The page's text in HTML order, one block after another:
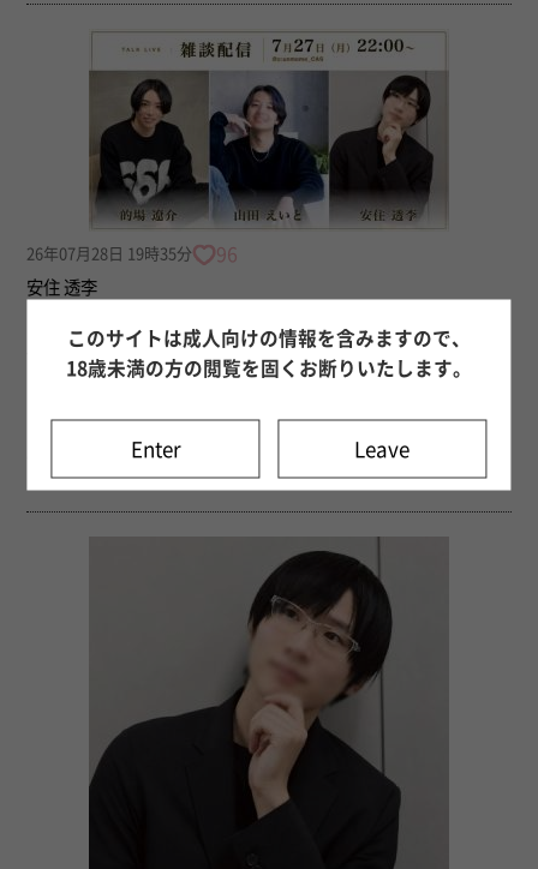
26年07月28日 19時35分 96
安住 透李
キャスに遊びに来てくださった皆さん、本当にありがとうございまし
は初の顔出しツイキャスです。 えいと君が顔出しした理由や今後の
意気込みを話してもらいましたが、セラピストとしての覚悟を聞けた
ような気がして、本当にすごいなぁと改めて感じました。...
このサイトは成人向けの情報を含みますので、
18歳未満の方の閲覧を固くお断りいたします。
Enter Leave